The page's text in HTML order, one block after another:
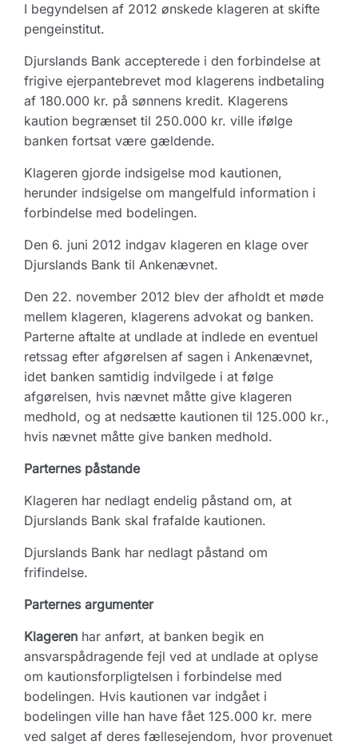
I begyndelsen af 2012 ønskede klageren at skifte
pengeinstitut.
Djurslands Bank accepterede i den forbindelse at
frigive ejerpantebrevet mod klagerens indbetaling
af 180.000 kr. på sønnens kredit. Klagerens
kaution begrænset til 250.000 kr. ville ifølge
banken fortsat være gældende.
Klageren gjorde indsigelse mod kautionen,
herunder indsigelse om mangelfuld information i
forbindelse med bodelingen.
Den 6. juni 2012 indgav klageren en klage over
Djurslands Bank til Ankenævnet.
Den 22. november 2012 blev der afholdt et møde
mellem klageren, klagerens advokat og banken.
Parterne aftalte at undlade at indlede en eventuel
retssag efter afgørelsen af sagen i Ankenævnet,
idet banken samtidig indvilgede i at følge
afgørelsen, hvis nævnet måtte give klageren
medhold, og at nedsætte kautionen til 125.000 kr.,
hvis nævnet måtte give banken medhold.
Parternes påstande
Klageren har nedlagt endelig påstand om, at
Djurslands Bank skal frafalde kautionen.
Djurslands Bank har nedlagt påstand om
frifindelse.
Parternes argumenter
Klageren har anført, at banken begik en
ansvarspådragende fejl ved at undlade at oplyse
om kautionsforpligtelsen i forbindelse med
bodelingen. Hvis kautionen var indgået i
bodelingen ville han have fået 125.000 kr. mere
ved salget af deres fællesejendom, hvor provenuet